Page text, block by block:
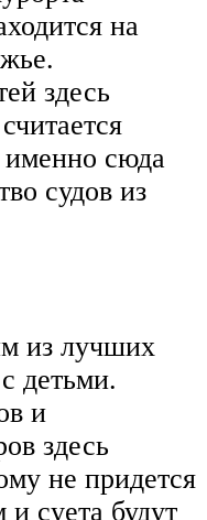
на
здесь
сюда
судов из
из лучших
детьми.
и
здесь
не придется
суета будут